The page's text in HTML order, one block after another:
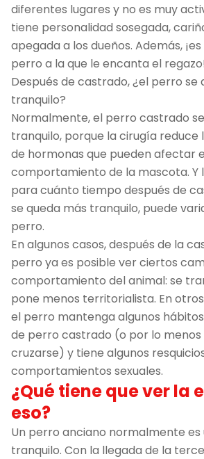
diferentes lugares y no es muy
tiene personalidad sosegada,
apegada a los dueños. Además,
perro a la que le encanta el
Después de castrado, ¿el perro se
tranquilo?
Normalmente, el perro castrado
tranquilo, porque la cirugía reduce
de hormonas que pueden afectar
comportamiento de la mascota. Y
para cuánto tiempo después de
se queda más tranquilo, puede
perro.
En algunos casos, después de la
perro ya es posible ver ciertos
comportamiento del animal: se
pone menos territorialista. En
el perro mantenga algunos
de perro castrado (o por lo
cruzarse) y tiene algunos
comportamientos sexuales.
¿Qué tiene que ver la
eso?
Un perro anciano normalmente es
tranquilo. Con la llegada de la